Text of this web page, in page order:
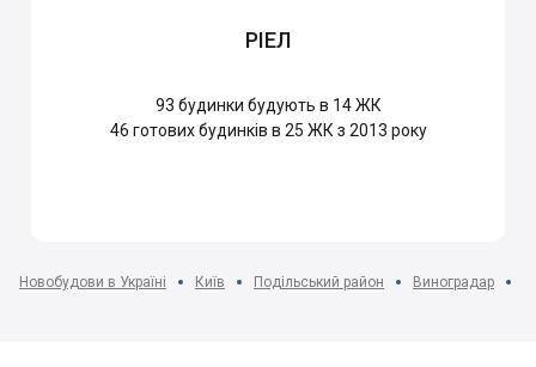
РІЕЛ
93 будинки будують в 14 ЖК
46 готових будинків в 25 ЖК з 2013 року
Новобудови в Україні Київ Подільський район Виноградар